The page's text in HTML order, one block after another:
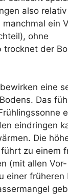
also
ein
ohne
trocknet der
eine
Das
eindringen
Die
zu einem
(mit allen
einer früheren